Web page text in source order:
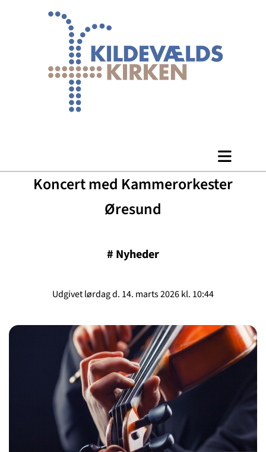
Koncert med Kammerorkester
Øresund
# Nyheder
Udgivet lørdag d. 14. marts 2026 kl. 10:44